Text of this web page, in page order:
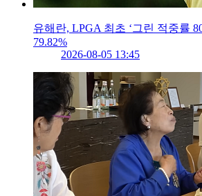
유해란, LPGA 최초 ‘그린 적중률
79.82%
2026-08-05 13:45